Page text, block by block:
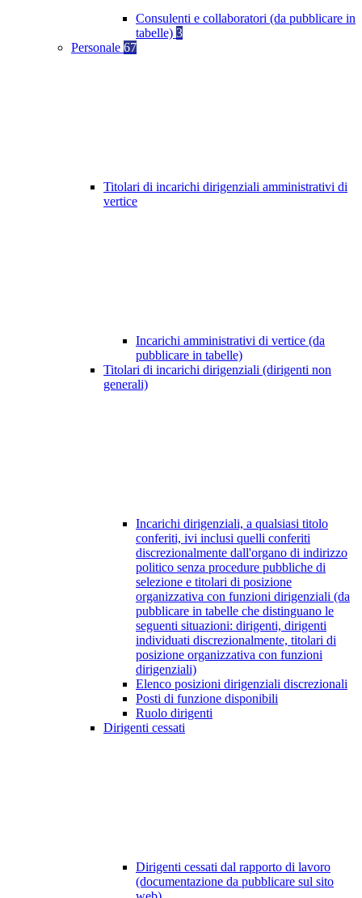
Consulenti e collaboratori (da pubblicare in
tabelle) 3
Personale 67
Titolari di incarichi dirigenziali amministrativi di
vertice
Incarichi amministrativi di vertice (da
pubblicare in tabelle)
Titolari di incarichi dirigenziali (dirigenti non
generali)
Incarichi dirigenziali, a qualsiasi titolo
conferiti, ivi inclusi quelli conferiti
discrezionalmente dall'organo di indirizzo
politico senza procedure pubbliche di
selezione e titolari di posizione
organizzativa con funzioni dirigenziali (da
pubblicare in tabelle che distinguano le
seguenti situazioni: dirigenti, dirigenti
individuati discrezionalmente, titolari di
posizione organizzativa con funzioni
dirigenziali)
Elenco posizioni dirigenziali discrezionali
Posti di funzione disponibili
Ruolo dirigenti
Dirigenti cessati
Dirigenti cessati dal rapporto di lavoro
(documentazione da pubblicare sul sito